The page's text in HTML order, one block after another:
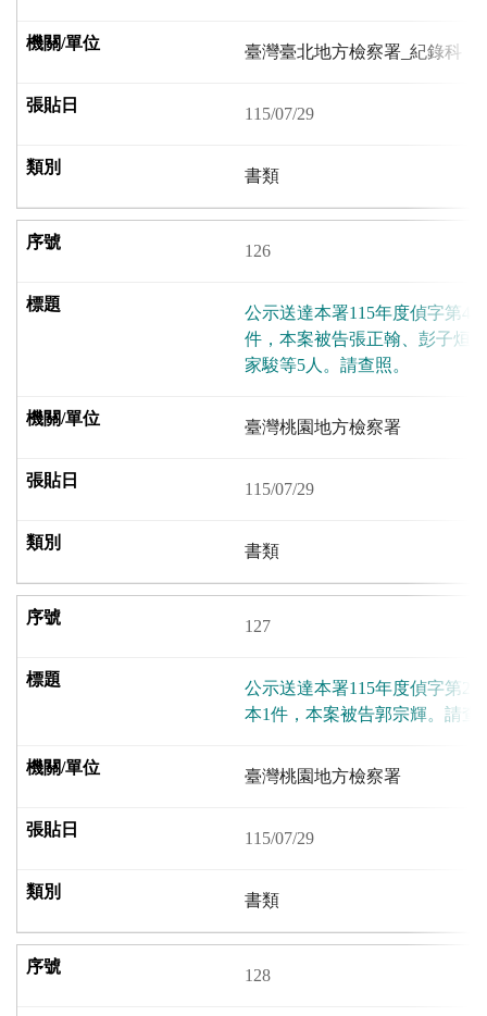
臺灣臺北地方檢察署_紀錄科
115/07/29
書類
126
公示送達本署115年度偵字第
件，本案被告張正翰、彭子烜
家駿等5人。請查照。
臺灣桃園地方檢察署
115/07/29
書類
127
公示送達本署115年度偵字第
本1件，本案被告郭宗輝。請查
臺灣桃園地方檢察署
115/07/29
書類
128